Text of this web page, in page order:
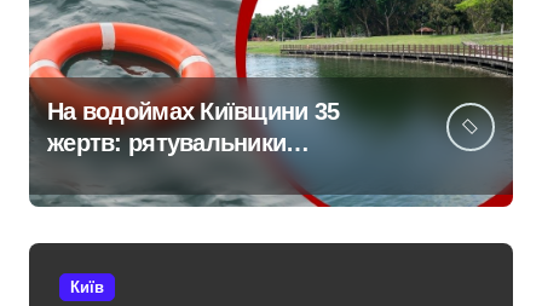
На водоймах Київщини 35
жертв: рятувальники
тривожаться через зростання
трагедій
Київ